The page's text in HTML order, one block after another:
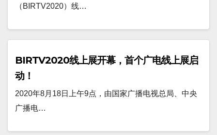
（BIRTV2020）线…
BIRTV2020线上展开幕，首个广电线上展启
动！
2020年8月18日上午9点，由国家广播电视总局、中央
广播电…